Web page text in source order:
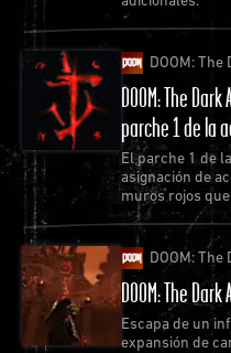
DOOM: The
DOOM: The
parche 1 de la
El parche 1 de
asignación de
muros rojos
más
DOOM: The
DOOM: The
Escapa de un
expansión de